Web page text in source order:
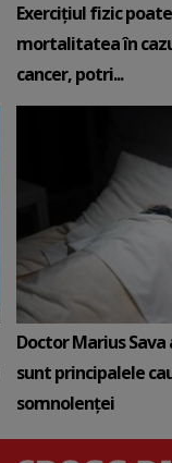
Exercițiul fizic
mortalitatea în
cancer, potri...
Doctor Marius
sunt principalele
somnolenței